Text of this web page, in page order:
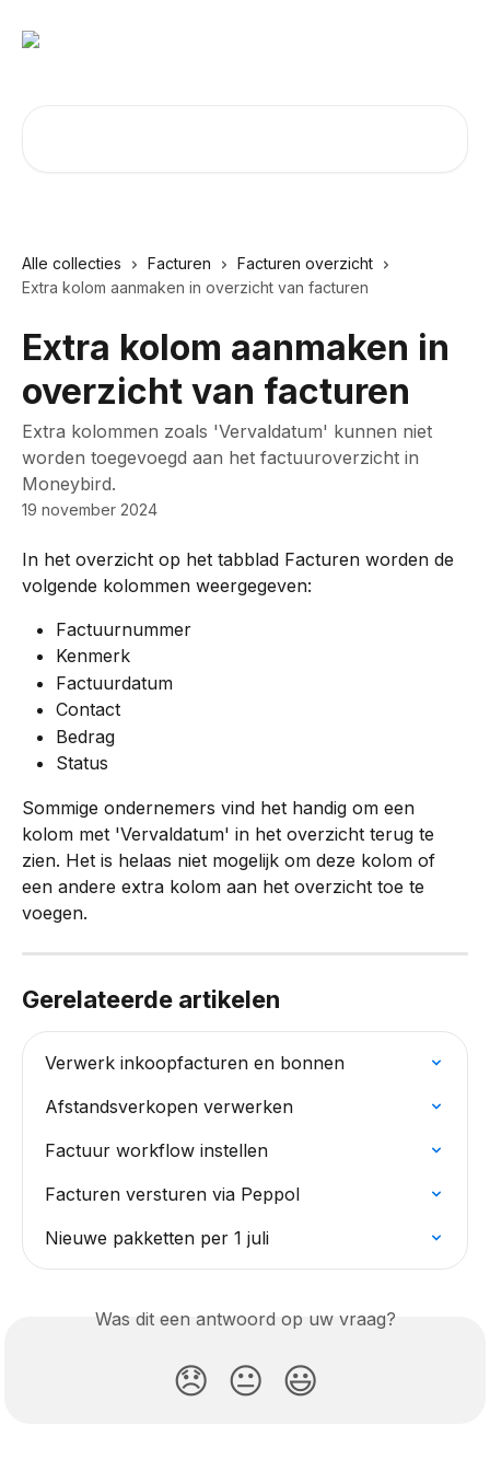
Alle collecties Facturen
Facturen overzicht
Extra kolom aanmaken in overzicht van facturen
Extra kolom aanmaken in
overzicht van facturen
Extra kolommen zoals 'Vervaldatum' kunnen niet
worden toegevoegd aan het factuuroverzicht in
Moneybird.
19 november 2024
In het overzicht op het tabblad Facturen worden de
volgende kolommen weergegeven:
Factuurnummer
Kenmerk
Factuurdatum
Contact
Bedrag
Status
Sommige ondernemers vind het handig om een
kolom met 'Vervaldatum' in het overzicht terug te
zien. Het is helaas niet mogelijk om deze kolom of
een andere extra kolom aan het overzicht toe te
voegen.
Gerelateerde artikelen
Verwerk inkoopfacturen en bonnen
Afstandsverkopen verwerken
Factuur workflow instellen
Facturen versturen via Peppol
Nieuwe pakketten per 1 juli
Was dit een antwoord op uw vraag?
😞 😐 😃